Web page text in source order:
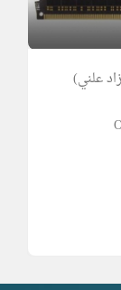
علني)